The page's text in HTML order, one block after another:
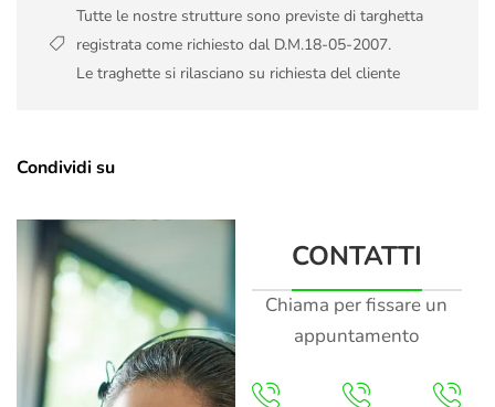
Tutte le nostre strutture sono previste di targhetta
registrata come richiesto dal D.M.18-05-2007.
Le traghette si rilasciano su richiesta del cliente
Condividi su
CONTATTI
Chiama per fissare un
appuntamento